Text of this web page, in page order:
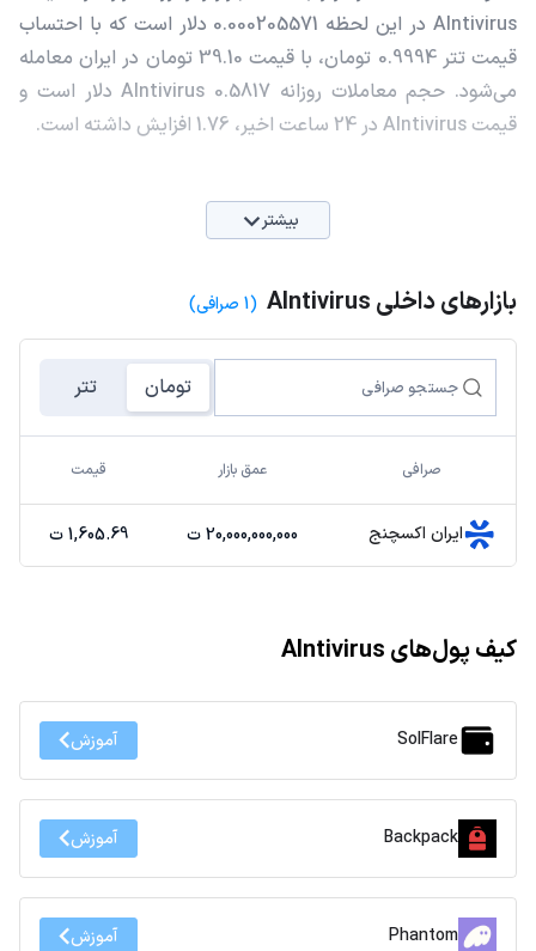
AIntivirus در این لحظه 0.000205571 دلار است که با احتساب
قیمت تتر 0.9994 تومان، با قیمت 39.10 تومان در ایران معامله
می‌شود. حجم معاملات روزانه AIntivirus 0.5817 دلار است و
قیمت AIntivirus در 24 ساعت اخیر، 1.76 افزایش داشته است.
بیشتر
بازارهای داخلی AIntivirus (1 صرافی)
تومان تتر
صرافی عمق بازار قیمت
ایران اکسچنج 20,000,000,000 ت 1,605.69 ت
کیف پول‌های AIntivirus
SolFlare آموزش
Backpack آموزش
Phantom آموزش